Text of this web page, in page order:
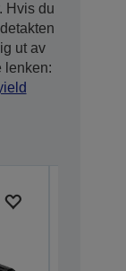
Hvis du
ut av
lenken: